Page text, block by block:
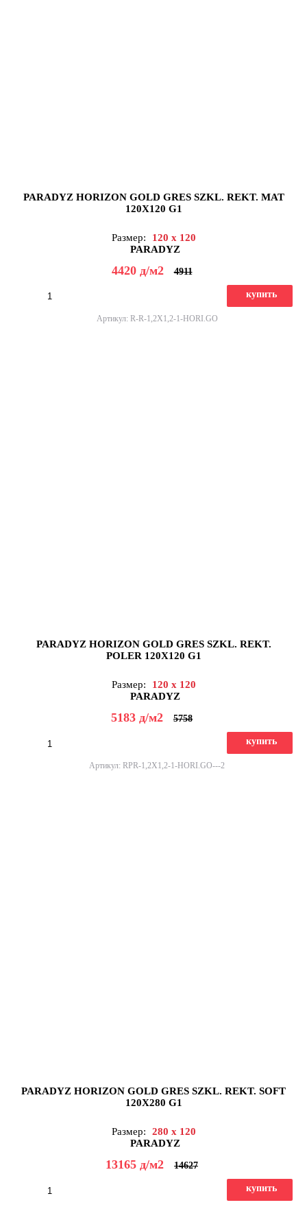
PARADYZ HORIZON GOLD GRES SZKL. REKT. MAT
120X120 G1
Размер:
120 x 120
PARADYZ
4420 д/м2 4911
купить
Артикул: R-R-1,2X1,2-1-HORI.GO
PARADYZ HORIZON GOLD GRES SZKL. REKT.
POLER 120X120 G1
Размер:
120 x 120
PARADYZ
5183 д/м2 5758
купить
Артикул: RPR-1,2X1,2-1-HORI.GO---2
PARADYZ HORIZON GOLD GRES SZKL. REKT. SOFT
120X280 G1
Размер:
280 x 120
PARADYZ
13165 д/м2 14627
купить